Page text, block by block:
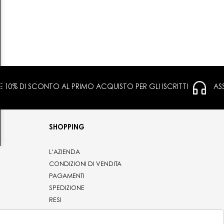
E 10% DI SCONTO AL PRIMO ACQUISTO PER GLI ISCRITTI
SHOPPING
L'AZIENDA
CONDIZIONI DI VENDITA
PAGAMENTI
SPEDIZIONE
RESI